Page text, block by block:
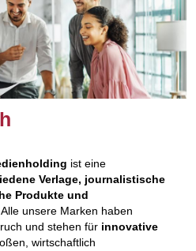
ist eine
Verlage, journalistische
Produkte und
unsere Marken haben
und stehen für innovative
wirtschaftlich